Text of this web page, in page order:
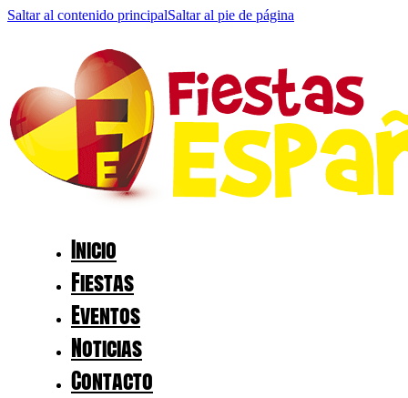
Saltar al contenido principalSaltar al pie de página
Inicio
Fiestas
Eventos
Noticias
Contacto